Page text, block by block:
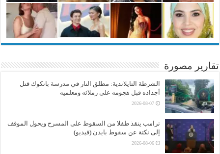
تقارير مصورة
الشرطة التايلاندية: مطلق النار في مدرسة بانكوك قتل
أجداده قبل هجومه على زملائه ومعلميه
2026-08-07
ترامب ينقذ طفلا من السقوط على المسرح ويحول الموقف
إلى نكتة عن سقوط بايدن (فيديو)
2026-08-06